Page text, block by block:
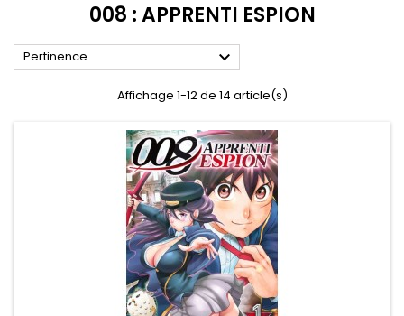
008 : APPRENTI ESPION
Pertinence 
Affichage 1-12 de 14 article(s)